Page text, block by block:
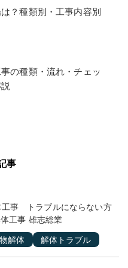
？種類別・工事内容別
の種類・流れ・チェッ
事
工事 トラブルにならない方
工事 雄志総業
解体 解体トラブル